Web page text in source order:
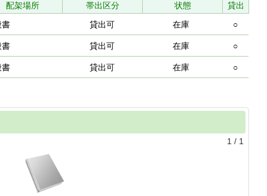
配架場所 帯出区分 状態
貸出
書 貸出可 在庫 ○
書 貸出可 在庫 ○
書 貸出可 在庫 ○
1 / 1